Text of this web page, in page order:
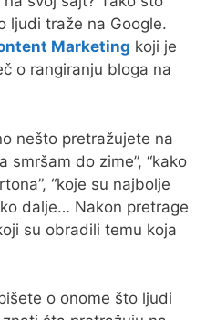
ljudi traže na Google.
Marketing koji je
o rangiranju bloga na
nešto pretražujete na
smršam do zime”, “kako
“koje su najbolje
dalje… Nakon pretrage
su obradili temu koja
o onome što ljudi